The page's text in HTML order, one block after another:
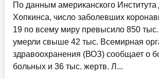
По данным американского
Хопкинса, число заболевших
19 по всему миру превысило 850 тыс.
умерли свыше 42 тыс. Всемирная
здравоохранения (ВОЗ) сообщает о
больных и 36 тыс. жертв. Л...